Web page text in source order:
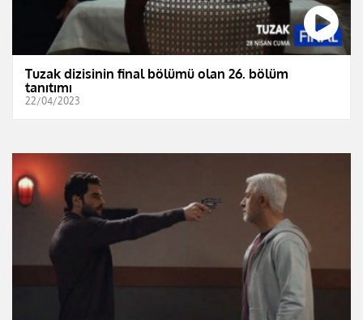
Tuzak dizisinin final bölümü olan 26. bölüm
tanıtımı
22/04/2023